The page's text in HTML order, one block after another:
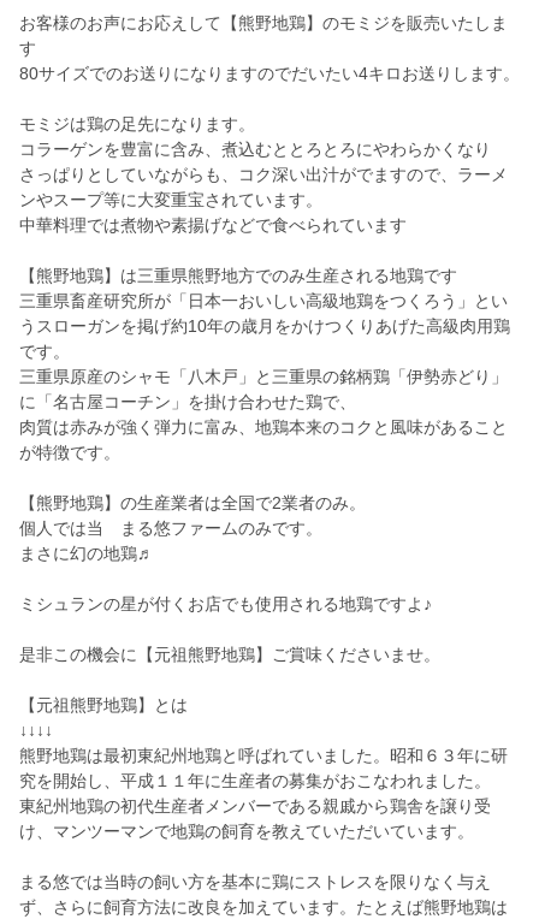
お客様のお声にお応えして【熊野地鶏】のモミジを販売いたしま
す
80サイズでのお送りになりますのでだいたい4キロお送りします。
モミジは鶏の足先になります。
コラーゲンを豊富に含み、煮込むととろとろにやわらかくなり
さっぱりとしていながらも、コク深い出汁がでますので、ラーメ
ンやスープ等に大変重宝されています。
中華料理では煮物や素揚げなどで食べられています
【熊野地鶏】は三重県熊野地方でのみ生産される地鶏です
三重県畜産研究所が「日本一おいしい高級地鶏をつくろう」とい
うスローガンを掲げ約10年の歳月をかけつくりあげた高級肉用鶏
です。
三重県原産のシャモ「八木戸」と三重県の銘柄鶏「伊勢赤どり」
に「名古屋コーチン」を掛け合わせた鶏で、
肉質は赤みが強く弾力に富み、地鶏本来のコクと風味があること
が特徴です。
【熊野地鶏】の生産業者は全国で2業者のみ。
個人では当 まる悠ファームのみです。
まさに幻の地鶏♬
ミシュランの星が付くお店でも使用される地鶏ですよ♪
是非この機会に【元祖熊野地鶏】ご賞味くださいませ。
【元祖熊野地鶏】とは
↓↓↓↓
熊野地鶏は最初東紀州地鶏と呼ばれていました。昭和６３年に研
究を開始し、平成１１年に生産者の募集がおこなわれました。
東紀州地鶏の初代生産者メンバーである親戚から鶏舎を譲り受
け、マンツーマンで地鶏の飼育を教えていただいています。
まる悠では当時の飼い方を基本に鶏にストレスを限りなく与え
ず、さらに飼育方法に改良を加えています。たとえば熊野地鶏は